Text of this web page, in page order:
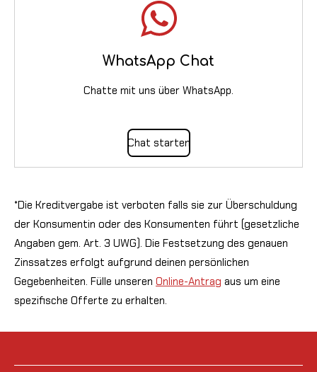
WhatsApp Chat
Chatte mit uns über WhatsApp.
Chat starten
*Die Kreditvergabe ist verboten falls sie zur Überschuldung
der Konsumentin oder des Konsumenten führt (gesetzliche
Angaben gem. Art. 3 UWG). Die Festsetzung des genauen
Zinssatzes erfolgt aufgrund deinen persönlichen
Gegebenheiten. Fülle unseren Online-Antrag aus um eine
spezifische Offerte zu erhalten.